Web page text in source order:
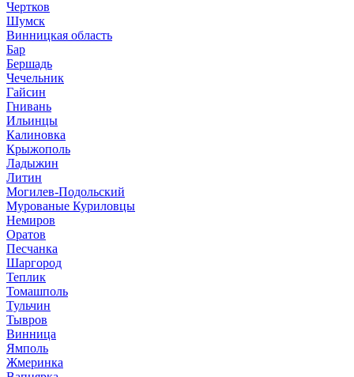
Чертков
Шумск
Винницкая область
Бар
Бершадь
Чечельник
Гайсин
Гнивань
Ильинцы
Калиновка
Крыжополь
Ладыжин
Литин
Могилев-Подольский
Мурованые Куриловцы
Немиров
Оратов
Песчанка
Шаргород
Теплик
Томашполь
Тульчин
Тывров
Винница
Ямполь
Жмеринка